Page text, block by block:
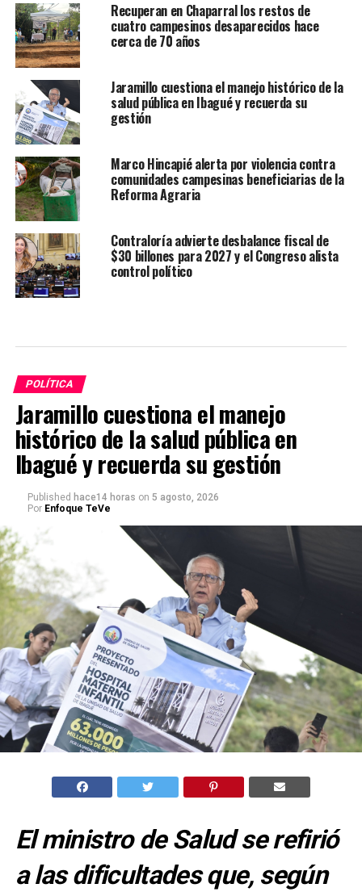
Recuperan en Chaparral los restos de
cuatro campesinos desaparecidos hace
cerca de 70 años
Jaramillo cuestiona el manejo histórico de la
salud pública en Ibagué y recuerda su
gestión
Marco Hincapié alerta por violencia contra
comunidades campesinas beneficiarias de la
Reforma Agraria
Contraloría advierte desbalance fiscal de
$30 billones para 2027 y el Congreso alista
control político
POLÍTICA
Jaramillo cuestiona el manejo
histórico de la salud pública en
Ibagué y recuerda su gestión
Published hace14 horas on 5 agosto, 2026
Por Enfoque TeVe
El ministro de Salud se refirió
a las dificultades que, según